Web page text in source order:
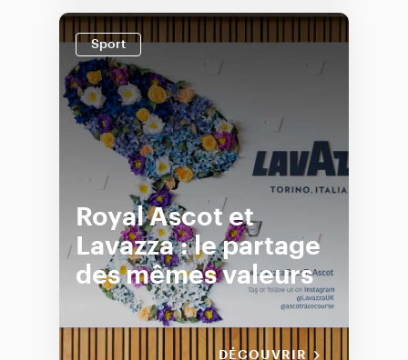
Sport
Royal Ascot et
Lavazza : le partage
des mêmes valeurs
DÉCOUVRIR